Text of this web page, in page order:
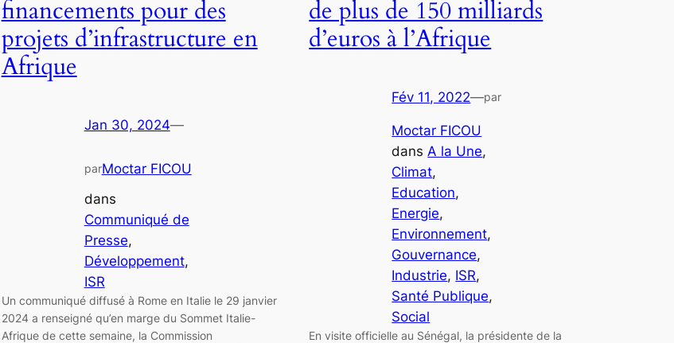
financements pour des
projets d’infrastructure en
Afrique
Jan 30, 2024—
parMoctar FICOU
dans
Communiqué de
Presse
Développement
ISR
Un communiqué diffusé à Rome en Italie le 29 janvier
2024 a renseigné qu’en marge du Sommet Italie-
Afrique de cette semaine, la Commission
de plus de 150 milliards
d’euros à l’Afrique
Fév 11, 2022—par
Moctar FICOU
dansA la Une
Climat
Education
Energie
Environnement
Gouvernance
Industrie, ISR
Santé Publique
Social
En visite officielle au Sénégal, la présidente de la